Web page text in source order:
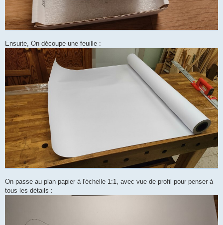
Ensuite, On découpe une feuille :
On passe au plan papier à l'échelle 1:1, avec vue de profil pour penser à
tous les détails :